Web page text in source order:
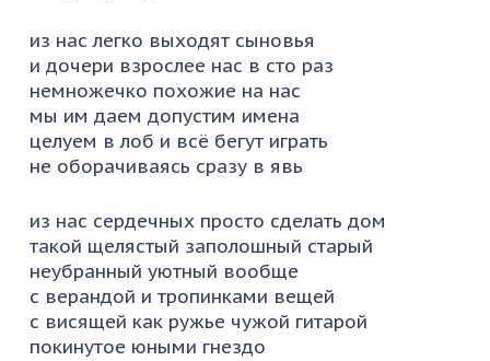
из нас легко выходят сыновья
и дочери взрослее нас в сто раз
немножечко похожие на нас
мы им даем допустим имена
целуем в лоб и всё бегут играть
не оборачиваясь сразу в явь
из нас сердечных просто сделать дом
такой щелястый заполошный старый
неубранный уютный вообще
с верандой и тропинками вещей
с висящей как ружье чужой гитарой
покинутое юными гнездо